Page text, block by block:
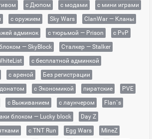
с Дюпом с модами
с мини играми
с оружием Sky Wars
ClanWar — Кланы
админок с тюрьмой — Prison
с PvP
— SkyBlock
Сталкер — Stalker
с бесплатной админкой
с ареной
Без регистрации
с Экономикой пиратские
PVE
с Выживанием с лаунчером
Flan`s
блоком — Lucky block
Day Z
с TNT Run Egg Wars
MineZ